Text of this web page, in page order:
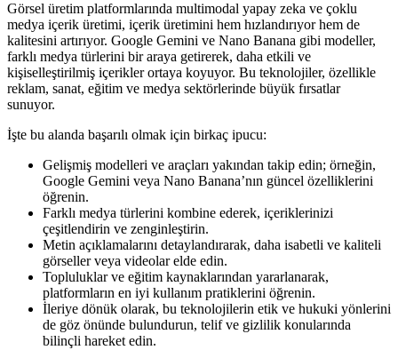
Görsel üretim platformlarında multimodal yapay zeka ve çoklu
medya içerik üretimi, içerik üretimini hem hızlandırıyor hem de
kalitesini artırıyor. Google Gemini ve Nano Banana gibi modeller,
farklı medya türlerini bir araya getirerek, daha etkili ve
kişiselleştirilmiş içerikler ortaya koyuyor. Bu teknolojiler, özellikle
reklam, sanat, eğitim ve medya sektörlerinde büyük fırsatlar
sunuyor.
İşte bu alanda başarılı olmak için birkaç ipucu:
Gelişmiş modelleri ve araçları yakından takip edin; örneğin,
Google Gemini veya Nano Banana’nın güncel özelliklerini
öğrenin.
Farklı medya türlerini kombine ederek, içeriklerinizi
çeşitlendirin ve zenginleştirin.
Metin açıklamalarını detaylandırarak, daha isabetli ve kaliteli
görseller veya videolar elde edin.
Topluluklar ve eğitim kaynaklarından yararlanarak,
platformların en iyi kullanım pratiklerini öğrenin.
İleriye dönük olarak, bu teknolojilerin etik ve hukuki yönlerini
de göz önünde bulundurun, telif ve gizlilik konularında
bilinçli hareket edin.